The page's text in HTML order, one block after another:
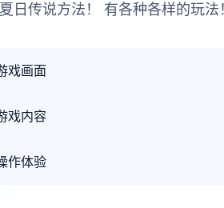
日传说方法！ 有各种各样的玩法
戏画面
戏内容
作体验